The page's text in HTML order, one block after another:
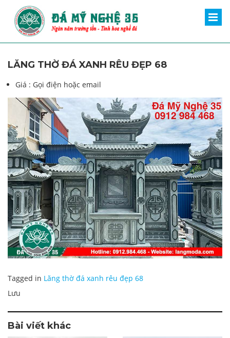
LĂNG THỜ ĐÁ XANH RÊU ĐẸP 68
Giá : Gọi điện hoặc email
Tagged in Lăng thờ đá xanh rêu đẹp 68
Lưu
Bài viết khác